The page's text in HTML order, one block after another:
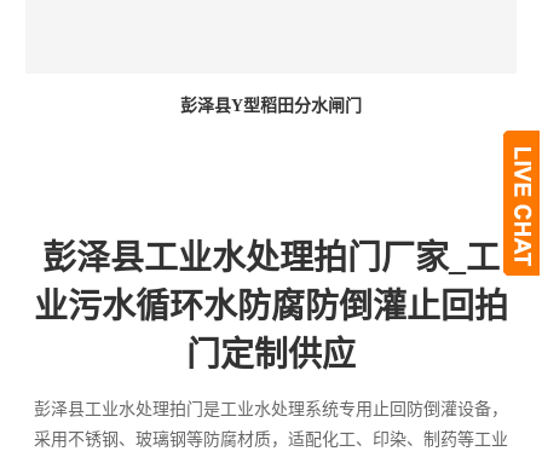
彭泽县Y型稻田分水闸门
彭泽县工业水处理拍门厂家_工
业污水循环水防腐防倒灌止回拍
门定制供应
彭泽县工业水处理拍门是工业水处理系统专用止回防倒灌设备，
采用不锈钢、玻璃钢等防腐材质，适配化工、印染、制药等工业